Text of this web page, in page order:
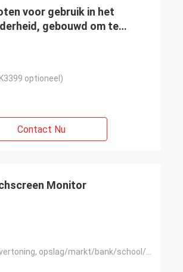
voor gebruik in het
gebouwd om te
optioneel)
Contact Nu
Monitor